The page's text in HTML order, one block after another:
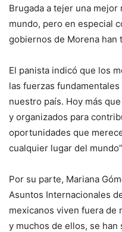
Brugada a tejer una
mundo, pero en especial
gobiernos de Morena han
El panista indicó que los
las fuerzas
nuestro país. Hoy más
y organizados para
oportunidades que
cualquier lugar del
Por su parte, Mariana
Asuntos Internacionales
mexicanos viven fuera de
y muchos de ellos, se